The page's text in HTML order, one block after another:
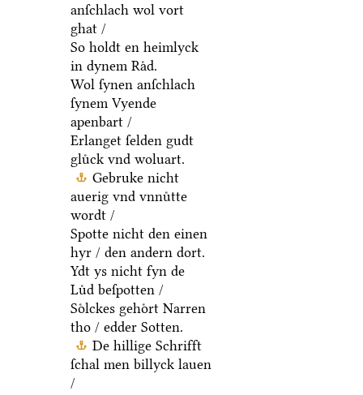
anſchlach wol vort
ghat /
So holdt en heimlyck
in dynem Raͤd.
Wol ſynen anſchlach
ſynem Vyende
apenbart /
Erlanget ſelden gudt
gluͤck vnd woluart.
Gebruke nicht
auerig vnd vnnuͤtte
wordt /
Spotte nicht den einen
hyr / den andern dort.
Ydt ys nicht fyn de
Luͤd beſpotten /
Soͤlckes gehoͤrt Narren
tho / edder Sotten.
De hillige Schrifft
ſchal men billyck lauen
/